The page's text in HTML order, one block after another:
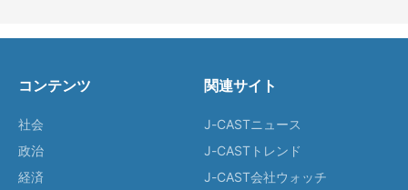
コンテンツ
社会
政治
経済
関連サイト
J-CASTニュース
J-CASTトレンド
J-CAST会社ウォッチ